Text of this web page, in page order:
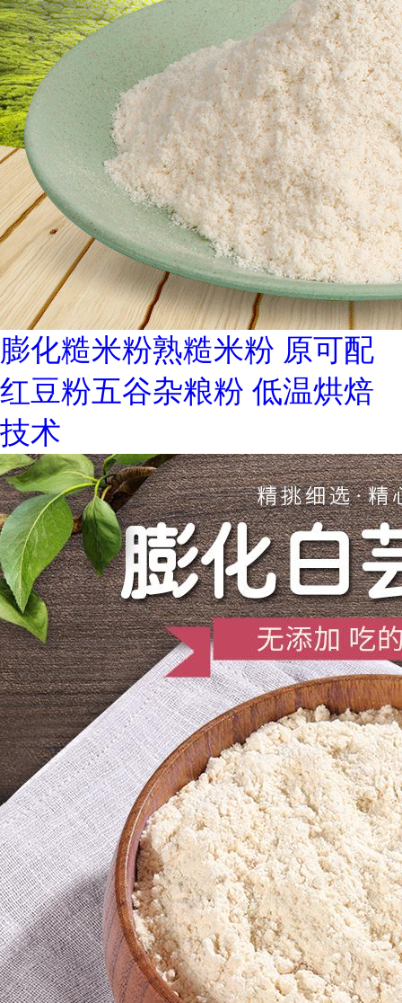
膨化糙米粉熟糙米粉 原可配
红豆粉五谷杂粮粉 低温烘焙
技术